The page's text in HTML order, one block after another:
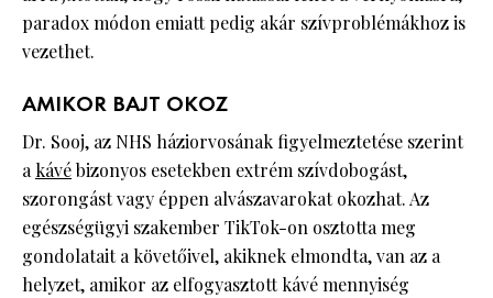
paradox módon emiatt pedig akár szívproblémákhoz is
vezethet.
AMIKOR BAJT OKOZ
Dr. Sooj, az NHS háziorvosának figyelmeztetése szerint
akávébizonyos esetekben extrém szívdobogást,
szorongást vagy éppen alvászavarokat okozhat. Az
egészségügyi szakember TikTok-on osztotta meg
gondolatait a követőivel, akiknek elmondta, van az a
helyzet, amikor az elfogyasztott kávé mennyiség